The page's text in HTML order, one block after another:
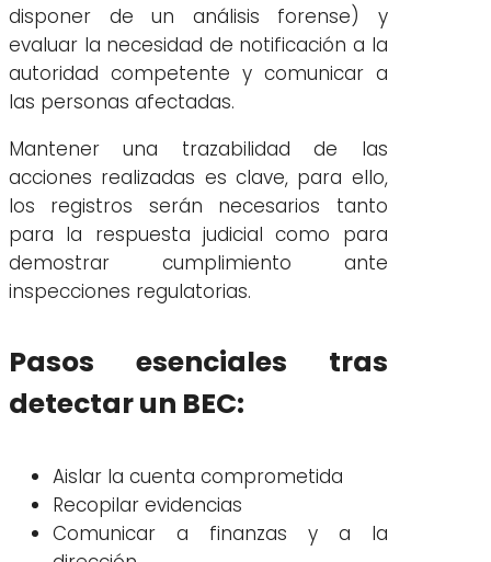
disponer de un análisis forense) y
evaluar la necesidad de notificación a la
autoridad competente y comunicar a
las personas afectadas.
Mantener una trazabilidad de las
acciones realizadas es clave, para ello,
los registros serán necesarios tanto
para la respuesta judicial como para
demostrar cumplimiento ante
inspecciones regulatorias.
Pasos esenciales tras
detectar un BEC:
Aislar la cuenta comprometida
Recopilar evidencias
Comunicar a finanzas y a la